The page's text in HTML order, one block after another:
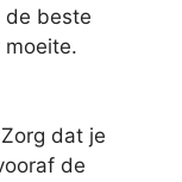
de beste
dat je
de